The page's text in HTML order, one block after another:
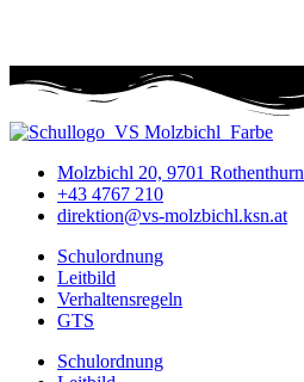
Molzbichl 20, 9701 Rothenthurn
+43 4767 210
direktion@vs-molzbichl.ksn.at
Schulordnung
Leitbild
Verhaltensregeln
GTS
Schulordnung